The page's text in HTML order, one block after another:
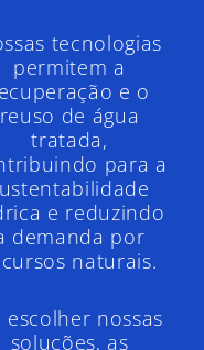
tecnologias
permitem a
e o
reuso de água
tratada,
para a
e reduzindo
demanda por
naturais.
escolher nossas
soluções, as